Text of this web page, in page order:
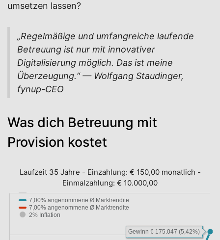
umsetzen lassen?
„Regelmäßige und umfangreiche laufende
Betreuung ist nur mit innovativer
Digitalisierung möglich. Das ist meine
Überzeugung.“ — Wolfgang Staudinger,
fynup-CEO
Was dich Betreuung mit
Provision kostet
Laufzeit 35 Jahre - Einzahlung: € 150,00 monatlich -
Einmalzahlung: € 10.000,00
7,00% angenommene Ø Marktrendite
7,00% angenommene Ø Marktrendite
2% Inflation
Gewinn € 175.047 (5,42%)